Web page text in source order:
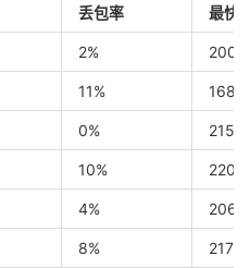
丢包率 最快
2% 200
11% 168
0% 215
10% 220
4% 206
8% 217